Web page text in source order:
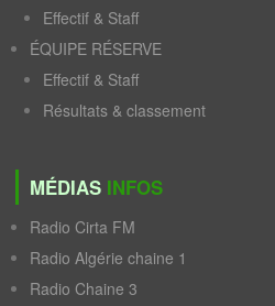
Effectif & Staff
ÉQUIPE RÉSERVE
Effectif & Staff
Résultats & classement
MÉDIAS INFOS
Radio Cirta FM
Radio Algérie chaine 1
Radio Chaine 3